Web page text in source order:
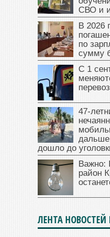
СВО и
В 2026
по
сумму
С 1
дошло до
Важно:
район
ЛЕНТА